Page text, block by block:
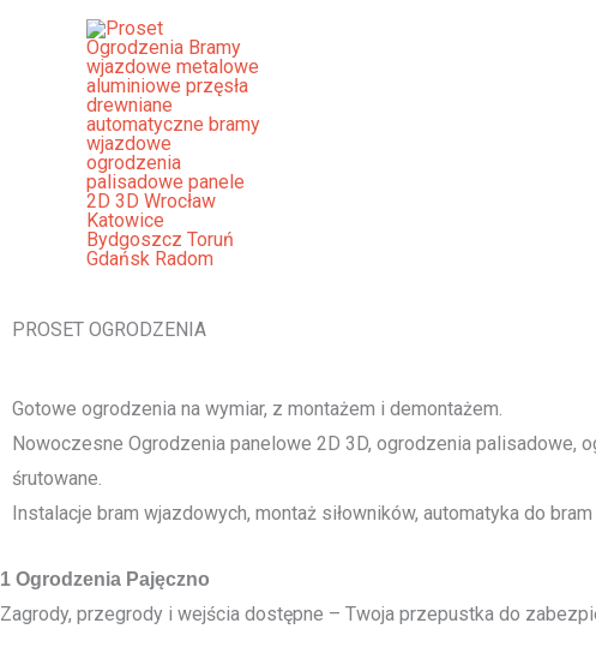
Ogrodzenia Pajęczno Bramy
Palisadowe Stalowe Frontowe
[smartslider3 slider="2"]
PROSET OGRODZENIA
Gotowe ogrodzenia na wymiar, z montażem i demontażem.
Nowoczesne Ogrodzenia panelowe 2D 3D, ogrodzenia palisadowe,
śrutowane.
Instalacje bram wjazdowych, montaż siłowników, automatyka do
1 Ogrodzenia Pajęczno
Zagrody, przegrody i wejścia dostępne – Twoja przepustka do